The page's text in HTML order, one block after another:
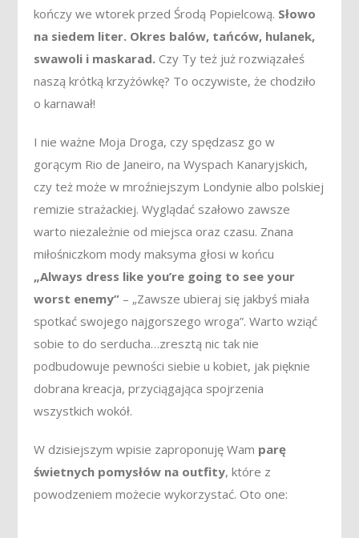
kończy we wtorek przed Środą Popielcową. Słowo
na siedem liter. Okres balów, tańców, hulanek,
swawoli i maskarad. Czy Ty też już rozwiązałeś
naszą krótką krzyżówkę? To oczywiste, że chodziło
o karnawał!
I nie ważne Moja Droga, czy spędzasz go w
gorącym Rio de Janeiro, na Wyspach Kanaryjskich,
czy też może w mroźniejszym Londynie albo polskiej
remizie strażackiej. Wyglądać szałowo zawsze
warto niezależnie od miejsca oraz czasu. Znana
miłośniczkom mody maksyma głosi w końcu
„Always dress like you’re going to see your
worst enemy” – „Zawsze ubieraj się jakbyś miała
spotkać swojego najgorszego wroga”. Warto wziąć
sobie to do serducha…zresztą nic tak nie
podbudowuje pewności siebie u kobiet, jak pięknie
dobrana kreacja, przyciągająca spojrzenia
wszystkich wokół.
W dzisiejszym wpisie zaproponuję Wam parę
świetnych pomysłów na outfity, które z
powodzeniem możecie wykorzystać. Oto one: